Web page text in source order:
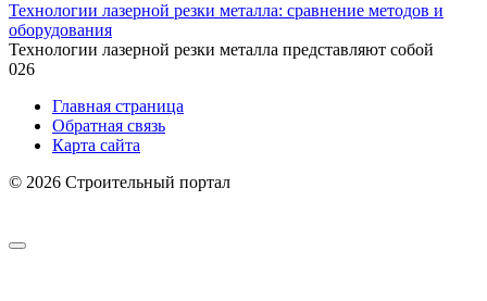
Технологии лазерной резки металла: сравнение методов и
оборудования
Технологии лазерной резки металла представляют собой
026
Главная страница
Обратная связь
Карта сайта
© 2026 Строительный портал